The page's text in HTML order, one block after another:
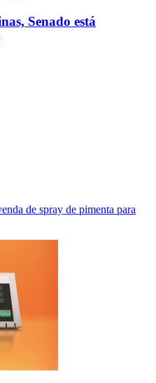
Senado está
de spray de pimenta para